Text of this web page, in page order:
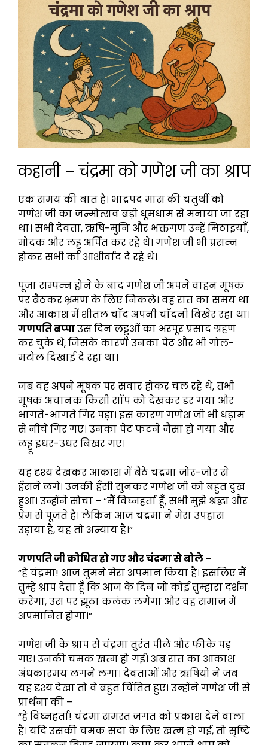
कहानी – चंद्रमा को गणेश जी का श्राप
एक समय की बात है। भाद्रपद मास की चतुर्थी को
गणेश जी का जन्मोत्सव बड़ी धूमधाम से मनाया जा रहा
था। सभी देवता, ऋषि-मुनि और भक्तगण उन्हें मिठाइयाँ,
मोदक और लड्डू अर्पित कर रहे थे। गणेश जी भी प्रसन्न
होकर सभी का आशीर्वाद दे रहे थे।
पूजा सम्पन्न होने के बाद गणेश जी अपने वाहन मूषक
पर बैठकर भ्रमण के लिए निकले। वह रात का समय था
और आकाश में शीतल चाँद अपनी चाँदनी बिखेर रहा था।
गणपति बप्पाउस दिन लड्डुओं का भरपूर प्रसाद ग्रहण
कर चुके थे, जिसके कारण उनका पेट और भी गोल-
मटोल दिखाई दे रहा था।
जब वह अपने मूषक पर सवार होकर चल रहे थे, तभी
मूषक अचानक किसी साँप को देखकर डर गया और
भागते-भागते गिर पड़ा। इस कारण गणेश जी भी धड़ाम
से नीचे गिर गए। उनका पेट फटने जैसा हो गया और
लड्डू इधर-उधर बिखर गए।
यह दृश्य देखकर आकाश में बैठे चंद्रमा जोर-जोर से
हँसने लगे। उनकी हँसी सुनकर गणेश जी को बहुत दुख
हुआ। उन्होंने सोचा – “मैं विघ्नहर्ता हूँ, सभी मुझे श्रद्धा और
प्रेम से पूजते हैं। लेकिन आज चंद्रमा ने मेरा उपहास
उड़ाया है, यह तो अन्याय है।”
गणपति जी क्रोधित हो गए और चंद्रमा से बोले –
“हे चंद्रमा! आज तुमने मेरा अपमान किया है। इसलिए मैं
तुम्हें श्राप देता हूँ कि आज के दिन जो कोई तुम्हारा दर्शन
करेगा, उस पर झूठा कलंक लगेगा और वह समाज में
अपमानित होगा।”
गणेश जी के श्राप से चंद्रमा तुरंत पीले और फीके पड़
गए। उनकी चमक खत्म हो गई। अब रात का आकाश
अंधकारमय लगने लगा। देवताओं और ऋषियों ने जब
यह दृश्य देखा तो वे बहुत चिंतित हुए। उन्होंने गणेश जी से
प्रार्थना की –
“हे विघ्नहर्ता! चंद्रमा समस्त जगत को प्रकाश देने वाला
है। यदि उसकी चमक सदा के लिए खत्म हो गई, तो सृष्टि